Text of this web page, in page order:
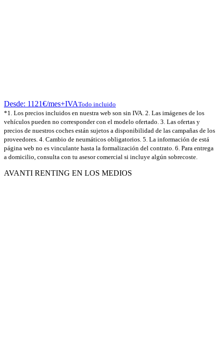
Desde: 1121€/mes+IVATodo incluido
*1. Los precios incluidos en nuestra web son sin IVA. 2. Las imágenes de los
vehículos pueden no corresponder con el modelo ofertado. 3. Las ofertas y
precios de nuestros coches están sujetos a disponibilidad de las campañas de los
proveedores. 4. Cambio de neumáticos obligatorios. 5. La información de está
página web no es vinculante hasta la formalización del contrato. 6. Para entrega
a domicilio, consulta con tu asesor comercial si incluye algún sobrecoste.
AVANTI RENTING EN LOS MEDIOS